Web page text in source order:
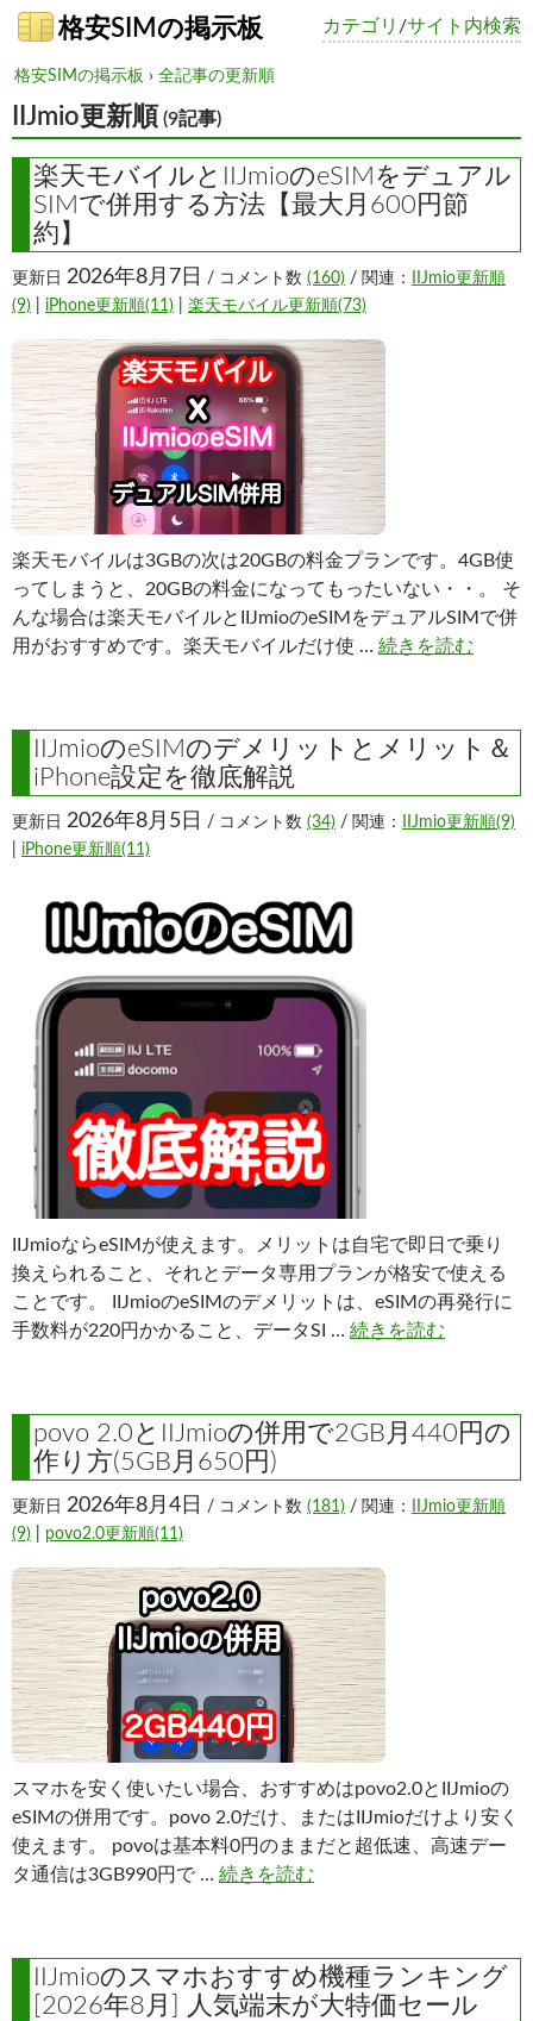
サイト内検索
カテゴリ /
格安SIMの掲示板
格安SIMの掲示板 › 全記事の更新順
IIJmio更新順 (9記事)
楽天モバイルとIIJmioのeSIMをデュアル
SIMで併用する方法【最大月600円節
約】
更新日 2026年8月7日 / コメント数 (160) / 関連：
IIJmio更新順
(9)
iPhone更新順(11) 楽天モバイル更新順(73)
楽天モバイルは3GBの次は20GBの料金プランです。4GB使
ってしまうと、20GBの料金になってもったいない・・。 そ
んな場合は楽天モバイルとIIJmioのeSIMをデュアルSIMで併
用がおすすめです。楽天モバイルだけ使 … 続きを読む
IIJmioのeSIMのデメリットとメリット＆
iPhone設定を徹底解説
更新日 2026年8月5日 / コメント数 (34) / 関連：
IIJmio更新順(9)
iPhone更新順(11)
IIJmioならeSIMが使えます。メリットは自宅で即日で乗り
換えられること、それとデータ専用プランが格安で使える
ことです。 IIJmioのeSIMのデメリットは、eSIMの再発行に
手数料が220円かかること、データSI … 続きを読む
povo 2.0とIIJmioの併用で2GB月440円の
作り方(5GB月650円)
更新日 2026年8月4日 / コメント数 (181) / 関連：
IIJmio更新順
(9)
povo2.0更新順(11)
スマホを安く使いたい場合、おすすめはpovo2.0とIIJmioの
eSIMの併用です。povo 2.0だけ、またはIIJmioだけより安く
使えます。 povoは基本料0円のままだと超低速、高速デー
タ通信は3GB990円で … 続きを読む
IIJmioのスマホおすすめ機種ランキング
[2026年8月] 人気端末が大特価セール